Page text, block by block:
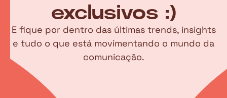
exclusivos :)
E fique por dentro das últimas trends, insights
e tudo o que está movimentando o mundo da
comunicação.